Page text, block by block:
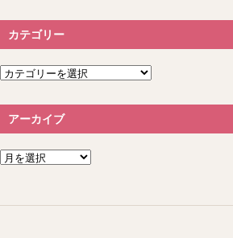
カテゴリー
カ
テ
リ
ーアーカイブ
ア
ー
ブ